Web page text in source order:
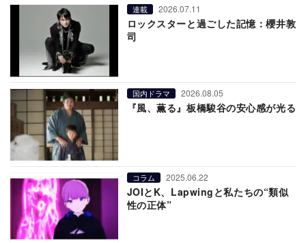
連載 2026.07.11
ロックスターと過ごした記憶：櫻井敦
司
国内ドラマ 2026.08.05
『風、薫る』板橋駿谷の安心感が光る
コラム 2025.06.22
JOIとK、Lapwingと私たちの“類似
性の正体”